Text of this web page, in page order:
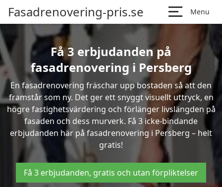
Fasadrenovering-pris.se Menu
Få 3 erbjudanden på
fasadrenovering i Persberg
En fasadrenovering fräschar upp bostaden så att den
framstår som ny. Det ger ett snyggt visuellt uttryck, en
högre fastighetsvärdering och förlänger livslängden på
fasaden och dess murverk. Få 3 icke-bindande
erbjudanden här på fasadrenovering i Persberg – helt
gratis!
Få 3 erbjudanden, gratis och utan förpliktelser